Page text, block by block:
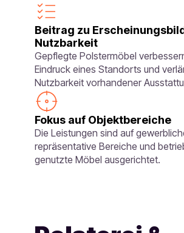
Beitrag zu
Nutzbarkeit
Gepflegte Polstermöbel
Eindruck eines Standorts und
Nutzbarkeit vorhandener
Fokus auf Objektbereiche
Die Leistungen sind auf
repräsentative Bereiche und
genutzte Möbel ausgerichtet.